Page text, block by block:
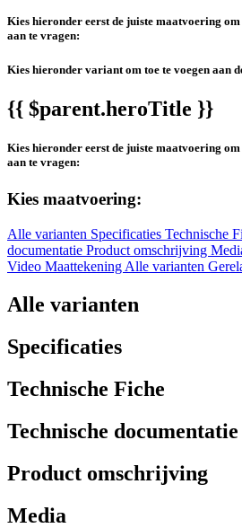
Kies hieronder eerst de juiste maatvoering
aan te vragen:
Kies hieronder variant om toe te voegen aan
{{ $parent.heroTitle }}
Kies hieronder eerst de juiste maatvoering
aan te vragen:
Kies maatvoering:
Alle varianten Specificaties Technische
documentatie Product omschrijving
Video Maattekening Alle varianten
Alle varianten
Specificaties
Technische Fiche
Technische documentatie
Product omschrijving
Media